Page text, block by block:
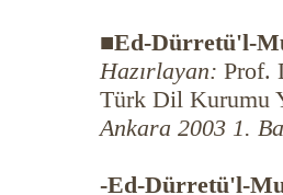
■Ed-Dürretü'l-
Hazırlayan: Prof.
Türk Dil Kurumu
Ankara 2003 1.
-Ed-Dürretü'l-